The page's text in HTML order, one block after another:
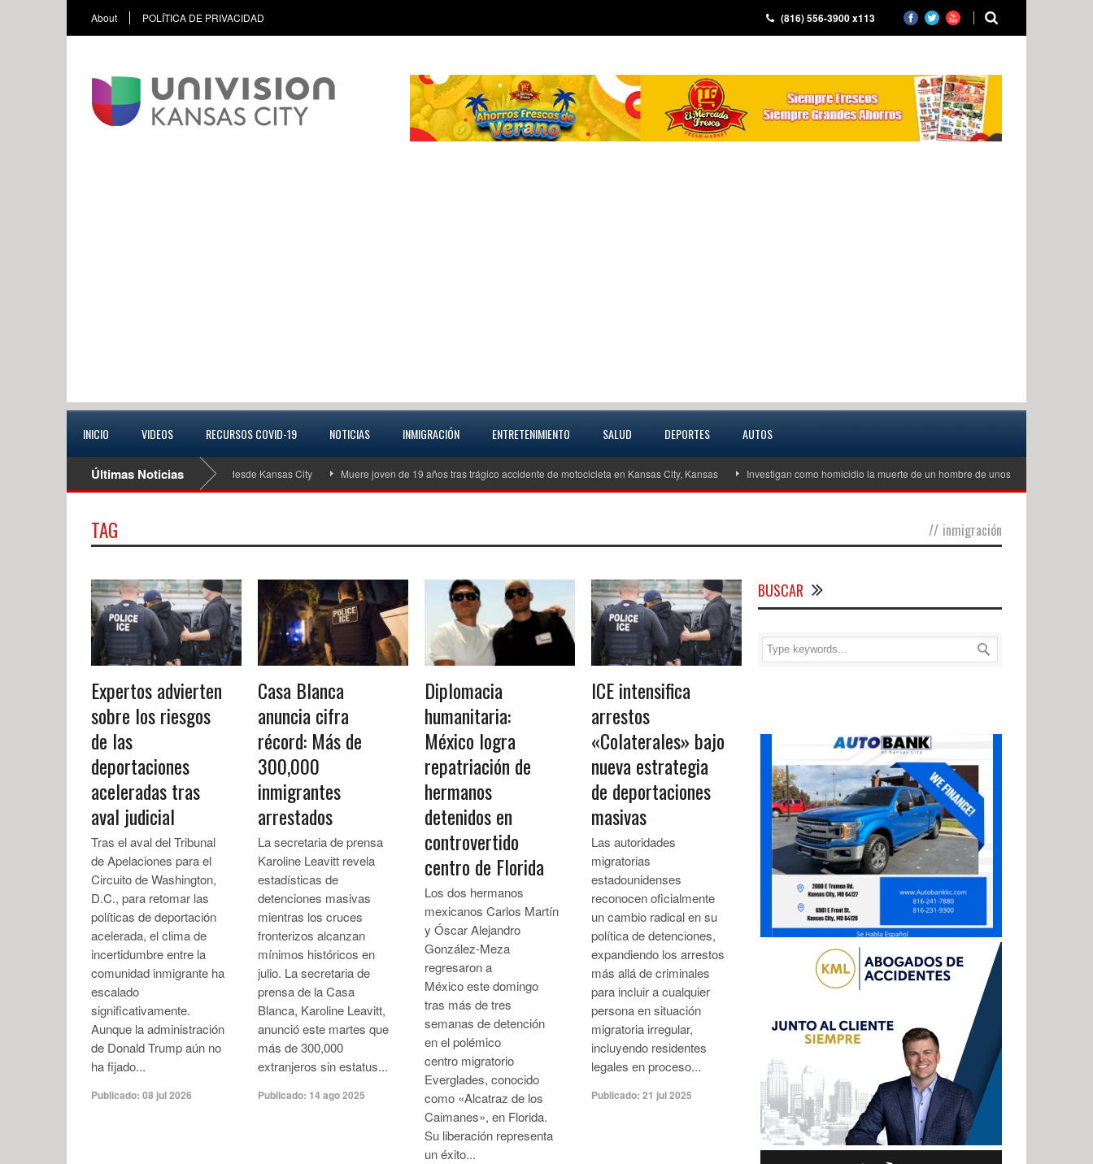
About POLÍTICA DE PRIVACIDAD (816) 556-3900 x113
INICIO VIDEOS RECURSOS COVID-19 NOTICIAS INMIGRACIÓN ENTRETENIMIENTO SALUD DEPORTES AUTOS
Últimas Noticias
a conductora extraviada que viajaba desde Kansas City Muere joven de 19 años tras trágico accidente de motocicleta en Kansas City, Kansas Investigan como homicidio la muerte de un hombre de unos 60 años en Excelsior
TAG // inmigración
Expertos advierten
sobre los riesgos
de las
deportaciones
aceleradas tras
aval judicial
Tras el aval del Tribunal
de Apelaciones para el
Circuito de Washington,
D.C., para retomar las
políticas de deportación
acelerada, el clima de
incertidumbre entre la
comunidad inmigrante ha
escalado
significativamente.
Aunque la administración
de Donald Trump aún no
ha fijado...
Publicado: 08 jul 2026
Casa Blanca
anuncia cifra
récord: Más de
300,000
inmigrantes
arrestados
La secretaria de prensa
Karoline Leavitt revela
estadísticas de
detenciones masivas
mientras los cruces
fronterizos alcanzan
mínimos históricos en
julio. La secretaria de
prensa de la Casa
Blanca, Karoline Leavitt,
anunció este martes que
más de 300,000
extranjeros sin estatus...
Publicado: 14 ago 2025
Diplomacia
humanitaria:
México logra
repatriación de
hermanos
detenidos en
controvertido
centro de Florida
Los dos hermanos
mexicanos Carlos Martín
y Óscar Alejandro
González-Meza
regresaron a
México este domingo
tras más de tres
semanas de detención
en el polémico
centro migratorio
Everglades, conocido
como «Alcatraz de los
Caimanes», en Florida.
Su liberación representa
un éxito...
ICE intensifica
arrestos
«Colaterales» bajo
nueva estrategia
de deportaciones
masivas
Las autoridades
migratorias
estadounidenses
reconocen oficialmente
un cambio radical en su
política de detenciones,
expandiendo los arrestos
más allá de criminales
para incluir a cualquier
persona en situación
migratoria irregular,
incluyendo residentes
legales en proceso...
Publicado: 21 jul 2025
BUSCAR